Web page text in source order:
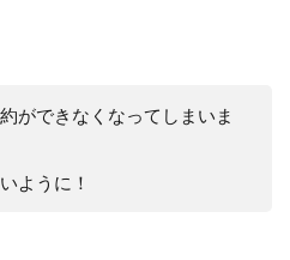
ができなくなってしまいま
ように！